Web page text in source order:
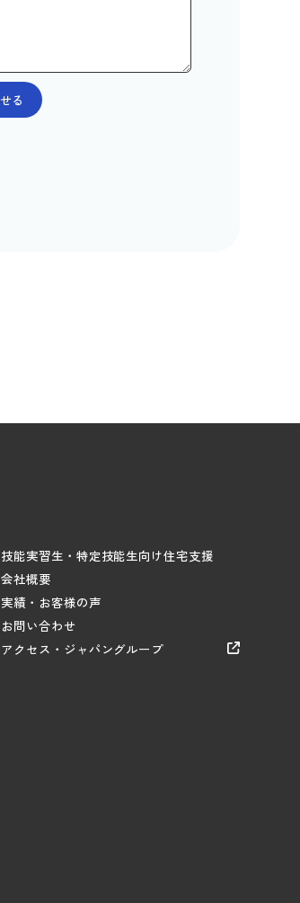
技能実習生・特定技能生向け住宅支援
会社概要
実績・お客様の声
お問い合わせ
アクセス・ジャパングループ